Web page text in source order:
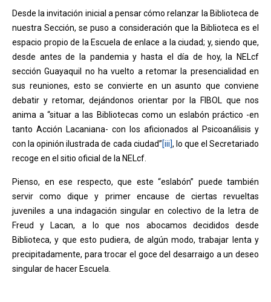
Desde la invitación inicial a pensar cómo relanzar la Biblioteca de
nuestra Sección, se puso a consideración que la Biblioteca es el
espacio propio de la Escuela de enlace a la ciudad; y, siendo que,
desde antes de la pandemia y hasta el día de hoy, la NELcf
sección Guayaquil no ha vuelto a retomar la presencialidad en
sus reuniones, esto se convierte en un asunto que conviene
debatir y retomar, dejándonos orientar por la FIBOL que nos
anima a “situar a las Bibliotecas como un eslabón práctico -en
tanto Acción Lacaniana- con los aficionados al Psicoanálisis y
con la opinión ilustrada de cada ciudad”[iii], lo que el Secretariado
recoge en el sitio oficial de la NELcf.
Pienso, en ese respecto, que este “eslabón” puede también
servir como dique y primer encause de ciertas revueltas
juveniles a una indagación singular en colectivo de la letra de
Freud y Lacan, a lo que nos abocamos decididos desde
Biblioteca, y que esto pudiera, de algún modo, trabajar lenta y
precipitadamente, para trocar el goce del desarraigo a un deseo
singular de hacer Escuela.